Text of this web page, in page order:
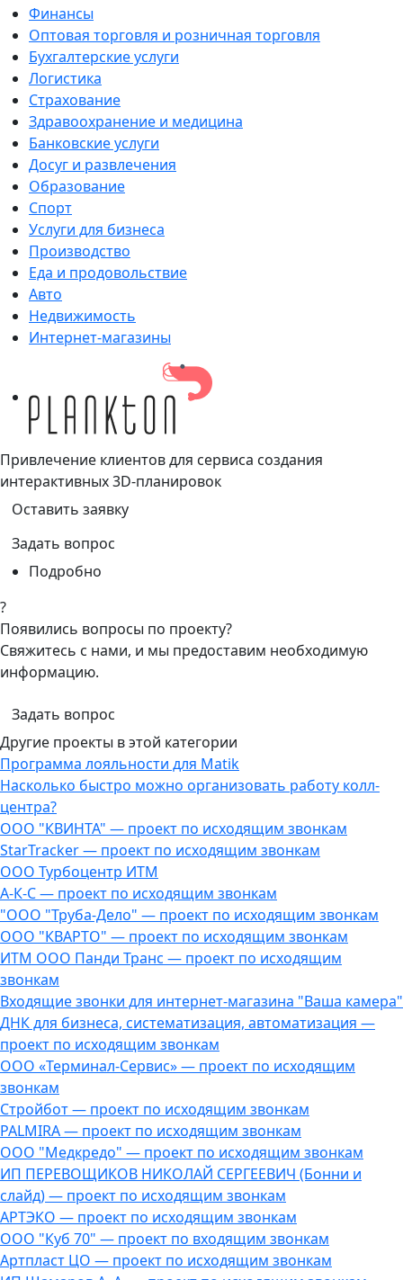
Финансы
Оптовая торговля и розничная торговля
Бухгалтерские услуги
Логистика
Страхование
Здравоохранение и медицина
Банковские услуги
Досуг и развлечения
Образование
Спорт
Услуги для бизнеса
Производство
Еда и продовольствие
Авто
Недвижимость
Интернет-магазины
Привлечение клиентов для сервиса создания
интерактивных 3D-планировок
Оставить заявку
Задать вопрос
Подробно
?
Появились вопросы по проекту?
Свяжитесь с нами, и мы предоставим необходимую
информацию.
Задать вопрос
Другие проекты в этой категории
Программа лояльности для Matik
Насколько быстро можно организовать работу колл-
центра?
ООО "КВИНТА" — проект по исходящим звонкам
StarTracker — проект по исходящим звонкам
ООО Турбоцентр ИТМ
А-К-С — проект по исходящим звонкам
"ООО "Труба-Дело" — проект по исходящим звонкам
ООО "КВАРТО" — проект по исходящим звонкам
ИТМ ООО Панди Транс — проект по исходящим
звонкам
Входящие звонки для интернет-магазина "Ваша камера"
ДНК для бизнеса, систематизация, автоматизация —
проект по исходящим звонкам
ООО «Терминал-Сервис» — проект по исходящим
звонкам
Стройбот — проект по исходящим звонкам
PALMIRA — проект по исходящим звонкам
ООО "Медкредо" — проект по исходящим звонкам
ИП ПЕРЕВОЩИКОВ НИКОЛАЙ СЕРГЕЕВИЧ (Бонни и
слайд) — проект по исходящим звонкам
АРТЭКО — проект по исходящим звонкам
ООО "Куб 70" — проект по входящим звонкам
Артпласт ЦО — проект по исходящим звонкам